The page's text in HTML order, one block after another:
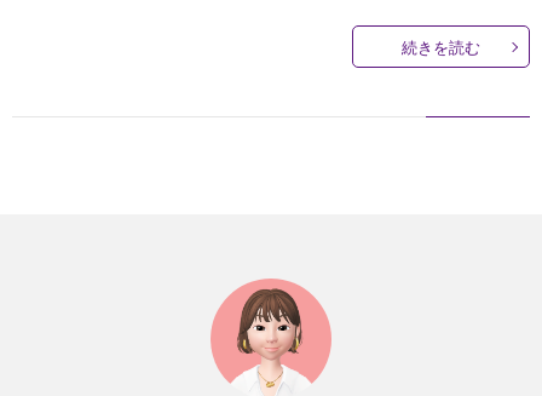
続きを読む